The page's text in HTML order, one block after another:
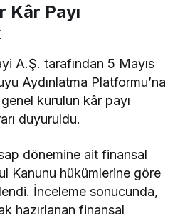
Kâr Payı
A.Ş. tarafından 5 Mayıs
Aydınlatma Platformu’na
kurulun kâr payı
duyuruldu.
dönemine ait finansal
Kanunu hükümlerine göre
İnceleme sonucunda,
hazırlanan finansal